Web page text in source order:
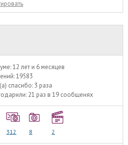
12 лет и 6 месяцев
19583
спасибо: 3 раза
21 раз в 19 сообщенях
312 8 2